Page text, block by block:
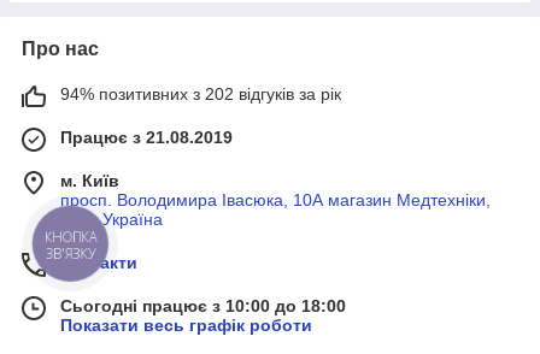
Про нас
94% позитивних з 202 відгуків за рік
Працює з 21.08.2019
м. Київ
просп. Володимира Івасюка, 10А магазин Медтехніки,
Київ, Україна
Контакти
Сьогодні працює з 10:00 до 18:00
Показати весь графік роботи
КНОПКА
ЗВ'ЯЗКУ